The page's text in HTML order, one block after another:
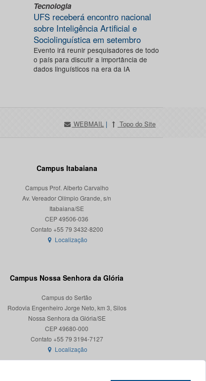
Tecnologia
UFS receberá encontro nacional
sobre Inteligência Artificial e
Sociolinguística em setembro
Evento irá reunir pesquisadores de todo
o país para discutir a importância de
dados linguísticos na era da IA
WEBMAIL | Topo do Site
Campus Itabaiana
Campus Prof. Alberto Carvalho
Av. Vereador Olímpio Grande, s/n
Itabaiana/SE
CEP 49506-036
Localização
Campus Nossa Senhora da Glória
Campus do Sertão
Rodovia Engenheiro Jorge Neto, km 3, Silos
Nossa Senhora da Glória/SE
CEP 49680-000
Contato +55 79 3194-7127
Localização